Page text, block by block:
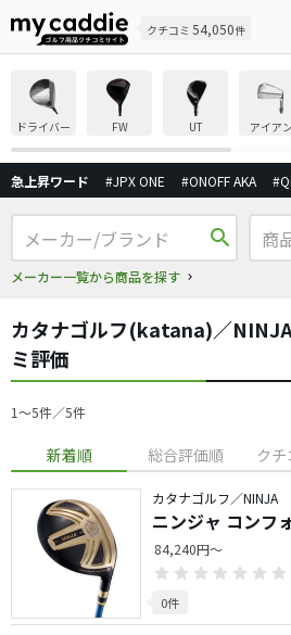
クチコミ 54,050件
ドライバー FW UT アイアン
急上昇ワード #JPX ONE #ONOFF AKA
search
メーカー一覧から商品を探す
カタナゴルフ(katana)／
ミ評価
1〜5件／5件
新着順 総合評価順 ク
カタナゴルフ／NINJA
ニンジャ コンフ
84,240円～
0件